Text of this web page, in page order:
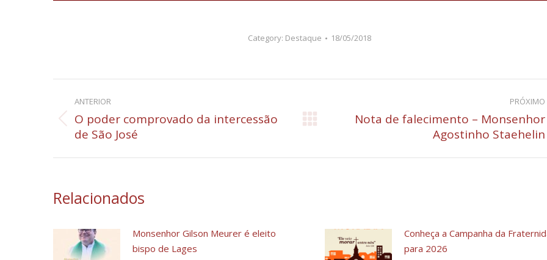
Category: Destaque 18/05/2018
Navegação
de
post:
ANTERIOR
Post
anterior:
O poder comprovado da intercessão
de São José
PRÓXIMO
PróximoNota de falecimento – Monsenhor
Agostinho Staehelin
Relacionados
Monsenhor Gilson Meurer é eleito
bispo de Lages
Conheça a Campanha da
para 2026